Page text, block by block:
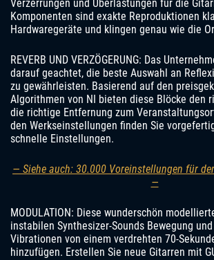
Verzerrungen und Überlastungen für die
Komponenten sind exakte Reproduktionen
Hardwaregeräte und klingen genau wie die
REVERB UND VERZÖGERUNG: Das
darauf geachtet, die beste Auswahl an
zu gewährleisten. Basierend auf den
Algorithmen von NI bieten diese Blöcke den
die richtige Entfernung zum
den Werkseinstellungen finden Sie
schnelle Einstellungen.
— Siehe auch: 30.000 Voreinstellungen für
—
MODULATION: Diese wunderschön
instabilen Synthesizer-Sounds Bewegung
Vibrationen von einem verdrehten 70-
hinzufügen. Erstellen Sie neue Gitarren mit